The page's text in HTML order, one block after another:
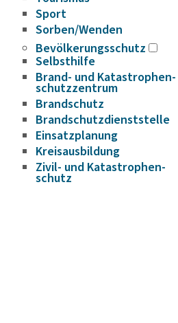
Sport
Sorben/Wenden
Bevöl­ke­rungs­schutz
Selbst­hilfe
Brand- und Kata­s­tro­­phen­­
schutz­­zen­trum
Brand­schutz
Brand­schutz­dienst­stelle
Einsatz­pla­nung
Kreis­aus­­bil­­dung
Zivil- und Kata­s­tro­­phen­­
schutz